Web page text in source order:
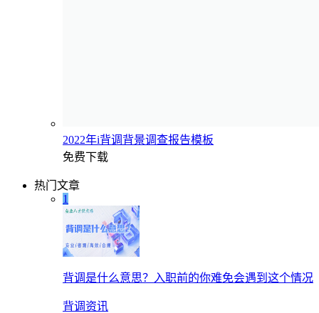
2022年i背调背景调查报告模板
免费下载
热门文章
1
背调是什么意思？入职前的你难免会遇到这个情况
背调资讯